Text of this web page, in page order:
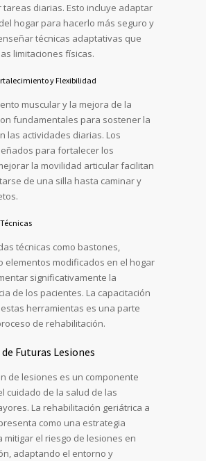
diarias. Esto incluye adaptar
hogar para hacerlo más seguro y
técnicas adaptativas que
limitaciones físicas.
y Flexibilidad
muscular y la mejora de la
fundamentales para sostener la
las actividades diarias. Los
para fortalecer los
la movilidad articular facilitan
de una silla hasta caminar y
técnicas como bastones,
elementos modificados en el hogar
significativamente la
de los pacientes. La capacitación
herramientas es una parte
de rehabilitación.
Futuras Lesiones
de lesiones es un componente
cuidado de la salud de las
La rehabilitación geriátrica a
como una estrategia
mitigar el riesgo de lesiones en
adaptando el entorno y